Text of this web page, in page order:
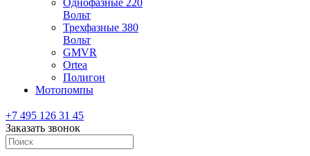
Однофазные 220
Вольт
Трехфазные 380
Вольт
GMVR
Ortea
Полигон
Мотопомпы
+7 495 126 31 45
Заказать звонок